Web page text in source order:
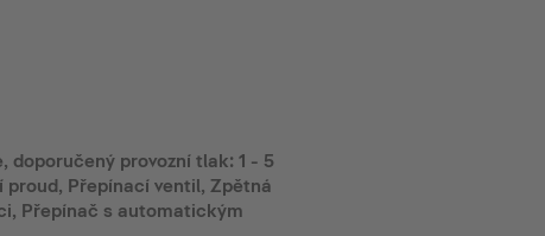
doporučený provozní tlak: 1 - 5
proud, Přepínací ventil, Zpětná
Přepínač s automatickým